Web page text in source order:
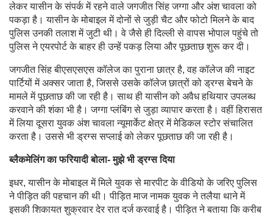
लेकर यासीन के संपर्क में रहने वाले जगजीत सिंह जग्गा और अंश चावला को
पकड़ा है। यासीन के मोबाइल में दोनों से जुड़ी चैट और फोटो मिलने के बाद
पुलिस उनकी तलाश में जुटी थी। वे जैसे ही दिल्ली से वापस भोपाल पहुंचे तो
पुलिस ने एयरपोर्ट के बाहर ही उन्हें पकड़ लिया और पूछताछ शुरू कर दी।
जगजीत सिंह बीएसएसएस कॉलेज का पुराना छात्र है, वह कॉलेज की नाइट
पार्टियों में अक्सर जाता है, जिससे उसके कॉलेज छात्रों को ड्रग्स बेचने के
मामले में पूछताछ की जा रही है। साथ ही यासीन को अवैध हथियार उपलब्ध
करवाने की शंका भी है। जग्गा प्लंबिंग से जुड़ा व्यापार करता है। वहीं हिरासत
में लिया दूसरा युवक अंश चावला न्यूमार्केट क्षेत्र में मेडिकल स्टोर संचालित
करता है। उससे भी ड्रग्स सप्लाई को लेकर पूछताछ की जा रही है।
ब्लैकमेलिंग का फरियादी बोला- मुझे भी ड्रग्स दिया
इधर, यासीन के मोबाइल में मिले युवक से मारपीट के वीडियो के जरिए पुलिस
ने पीड़ित की पहचान की थी। पीड़ित माज नामक युवक ने तलैया थाने में
इसकी शिकायत शुक्रवार देर रात दर्ज करवाई है। पीड़ित ने बताया कि करीब